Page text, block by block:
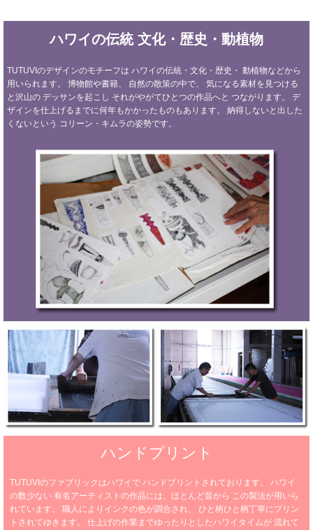
ハワイの伝統文化・歴史・動植物
TUTUVIのデザインのモチーフは ハワイの伝統・文化・歴史・ 動植物などから
用いられます。
博物館や書籍、 自然の散策の中で、
気になる素材を見つける
と沢山の デッサンを起こし それがやがてひとつの作品へと つながります。 デ
ザインを仕上げるまでに何年もかかったものもあります。
納得しないと出した
くないという コリーン・キムラの姿勢です。
ハンドプリント
TUTUVIのファブリックはハワイでハンドプリントされております。
ハワイ
の数少ない 有名アーティストの作品には、ほとんど昔から この製法が用いら
れています。
職人によりインクの色が調合され、
ひと柄ひと柄丁寧にプリン
トされてゆきます。 仕上げの作業までゆったりとしたハワイタイムが流れて